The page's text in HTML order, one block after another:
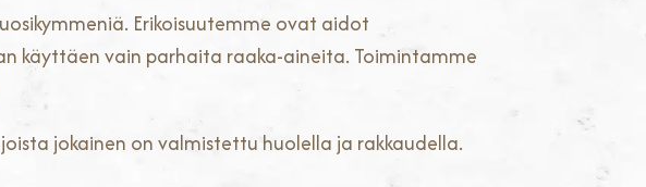
Erikoisuutemme ovat aidot
käyttäen vain parhaita raaka-aineita. Toimintamme
jokainen on valmistettu huolella ja rakkaudella.